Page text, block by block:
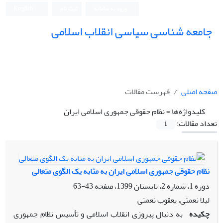
جامعه شناسی سیاسی انقلاب اسلامی
صفحه اصلی
فهرست مقالات
کلیدواژه‌ها =نظام حقوقی جمهوری اسلامی ایران
تعداد مقالات:
1
نظام حقوقی جمهوری اسلامی ایران به مثابه یک الگوی متعالی
دوره 1، شماره 2، تابستان 1399، صفحه
43-63
لیلا نعمتی، یعقوب نعمتی
چکیده به دنبال پیروزی انقلاب اسلامی و تأسیس نظام جمهوری